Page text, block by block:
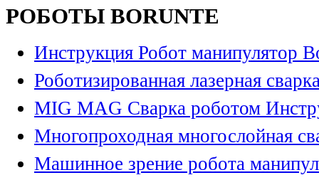
РОБОТЫ BORUNTE
Инструкция Робот манипулятор
Роботизированная лазерная
MIG MAG Сварка роботом
Многопроходная многослойная
Машинное зрение робота